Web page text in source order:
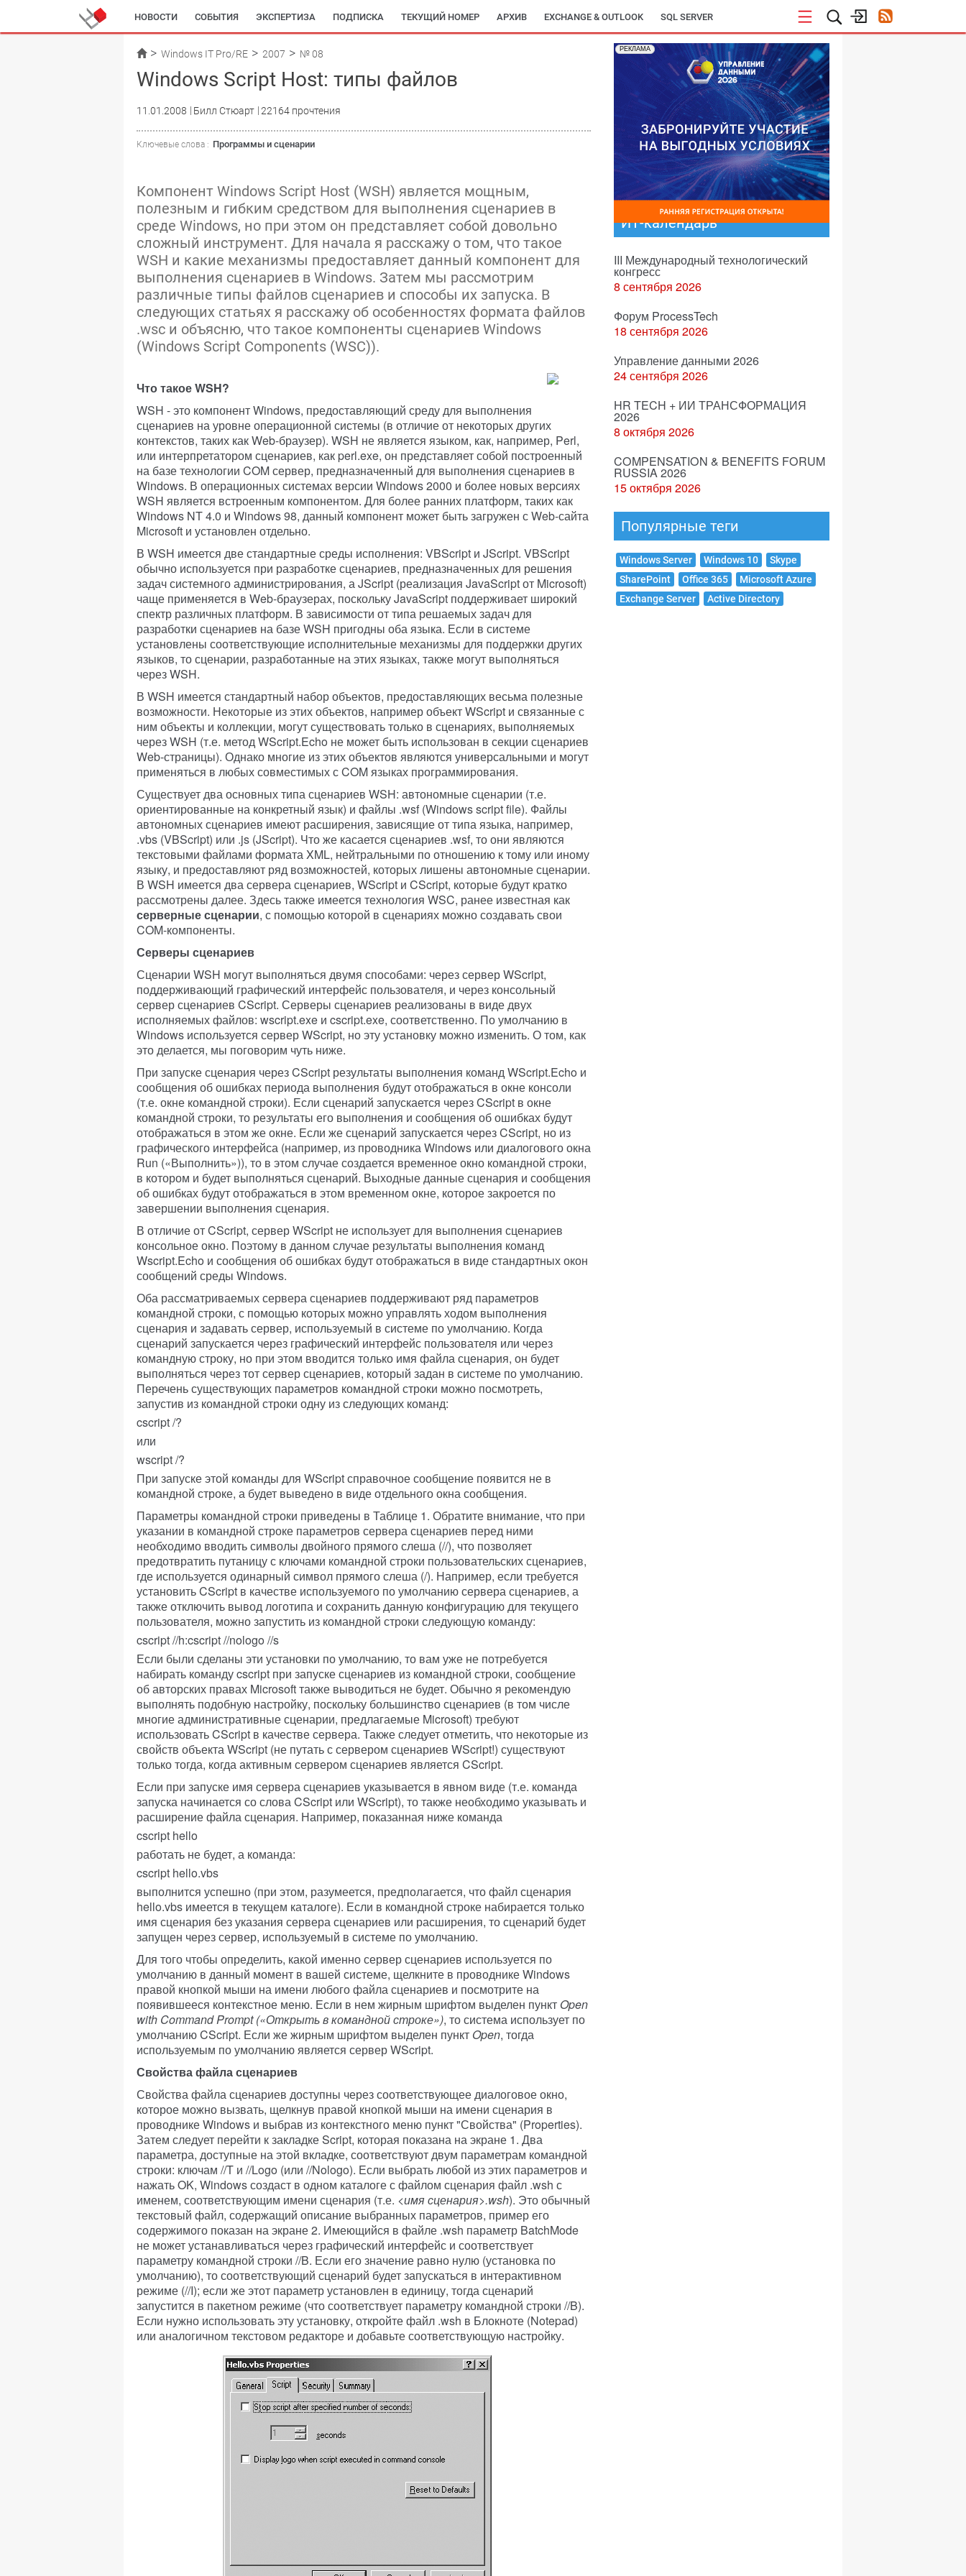
НОВОСТИ СОБЫТИЯ ЭКСПЕРТИЗА ПОДПИСКА ТЕКУЩИЙ НОМЕР АРХИВ EXCHANGE & OUTLOOK SQL SERVER
Windows IT Pro/RE 2007 № 08
Windows Script Host: типы файлов
11.01.2008 Билл Стюарт 22164 прочтения
Ключевые слова : Программы и сценарии
Компонент Windows Script Host (WSH) является мощным,
полезным и гибким средством для выполнения сценариев в
среде Windows, но при этом он представляет собой довольно
сложный инструмент. Для начала я расскажу о том, что такое
WSH и какие механизмы предоставляет данный компонент для
выполнения сценариев в Windows. Затем мы рассмотрим
различные типы файлов сценариев и способы их запуска. В
следующих статьях я расскажу об особенностях формата файлов
.wsc и объясню, что такое компоненты сценариев Windows
(Windows Script Components (WSC)).
Что такое WSH?
WSH - это компонент Windows, предоставляющий среду для выполнения
сценариев на уровне операционной системы (в отличие от некоторых других
контекстов, таких как Web-браузер). WSH не является языком, как, например, Perl,
или интерпретатором сценариев, как perl.exe, он представляет собой построенный
на базе технологии COM сервер, предназначенный для выполнения сценариев в
Windows. В операционных системах версии Windows 2000 и более новых версиях
WSH является встроенным компонентом. Для более ранних платформ, таких как
Windows NT 4.0 и Windows 98, данный компонент может быть загружен с Web-сайта
Microsoft и установлен отдельно.
В WSH имеется две стандартные среды исполнения: VBScript и JScript. VBScript
обычно используется при разработке сценариев, предназначенных для решения
задач системного администрирования, а JScript (реализация JavaScript от Microsoft)
чаще применяется в Web-браузерах, поскольку JavaScript поддерживает широкий
спектр различных платформ. В зависимости от типа решаемых задач для
разработки сценариев на базе WSH пригодны оба языка. Если в системе
установлены соответствующие исполнительные механизмы для поддержки других
языков, то сценарии, разработанные на этих языках, также могут выполняться
через WSH.
В WSH имеется стандартный набор объектов, предоставляющих весьма полезные
возможности. Некоторые из этих объектов, например объект WScript и связанные с
ним объекты и коллекции, могут существовать только в сценариях, выполняемых
через WSH (т.е. метод WScript.Echo не может быть использован в секции сценариев
Web-страницы). Однако многие из этих объектов являются универсальными и могут
применяться в любых совместимых с COM языках программирования.
Существует два основных типа сценариев WSH: автономные сценарии (т.е.
ориентированные на конкретный язык) и файлы .wsf (Windows script file). Файлы
автономных сценариев имеют расширения, зависящие от типа языка, например,
.vbs (VBScript) или .js (JScript). Что же касается сценариев .wsf, то они являются
текстовыми файлами формата XML, нейтральными по отношению к тому или иному
языку, и предоставляют ряд возможностей, которых лишены автономные сценарии.
В WSH имеется два сервера сценариев, WScript и CScript, которые будут кратко
рассмотрены далее. Здесь также имеется технология WSC, ранее известная как
серверные сценарии, с помощью которой в сценариях можно создавать свои
COM-компоненты.
Серверы сценариев
Сценарии WSH могут выполняться двумя способами: через сервер WScript,
поддерживающий графический интерфейс пользователя, и через консольный
сервер сценариев CScript. Серверы сценариев реализованы в виде двух
исполняемых файлов: wscript.exe и cscript.exe, соответственно. По умолчанию в
Windows используется сервер WScript, но эту установку можно изменить. О том, как
это делается, мы поговорим чуть ниже.
При запуске сценария через CScript результаты выполнения команд WScript.Echo и
сообщения об ошибках периода выполнения будут отображаться в окне консоли
(т.е. окне командной строки). Если сценарий запускается через CScript в окне
командной строки, то результаты его выполнения и сообщения об ошибках будут
отображаться в этом же окне. Если же сценарий запускается через CScript, но из
графического интерфейса (например, из проводника Windows или диалогового окна
Run («Выполнить»)), то в этом случае создается временное окно командной строки,
в котором и будет выполняться сценарий. Выходные данные сценария и сообщения
об ошибках будут отображаться в этом временном окне, которое закроется по
завершении выполнения сценария.
В отличие от CScript, сервер WScript не использует для выполнения сценариев
консольное окно. Поэтому в данном случае результаты выполнения команд
Wscript.Echo и сообщения об ошибках будут отображаться в виде стандартных окон
сообщений среды Windows.
Оба рассматриваемых сервера сценариев поддерживают ряд параметров
командной строки, с помощью которых можно управлять ходом выполнения
сценария и задавать сервер, используемый в системе по умолчанию. Когда
сценарий запускается через графический интерфейс пользователя или через
командную строку, но при этом вводится только имя файла сценария, он будет
выполняться через тот сервер сценариев, который задан в системе по умолчанию.
Перечень существующих параметров командной строки можно посмотреть,
запустив из командной строки одну из следующих команд:
cscript /?
или
wscript /?
При запуске этой команды для WScript справочное сообщение появится не в
командной строке, а будет выведено в виде отдельного окна сообщения.
Параметры командной строки приведены в Таблице 1. Обратите внимание, что при
указании в командной строке параметров сервера сценариев перед ними
необходимо вводить символы двойного прямого слеша (//), что позволяет
предотвратить путаницу с ключами командной строки пользовательских сценариев,
где используется одинарный символ прямого слеша (/). Например, если требуется
установить CScript в качестве используемого по умолчанию сервера сценариев, а
также отключить вывод логотипа и сохранить данную конфигурацию для текущего
пользователя, можно запустить из командной строки следующую команду:
cscript //h:cscript //nologo //s
Если были сделаны эти установки по умолчанию, то вам уже не потребуется
набирать команду cscript при запуске сценариев из командной строки, сообщение
об авторских правах Microsoft также выводиться не будет. Обычно я рекомендую
выполнять подобную настройку, поскольку большинство сценариев (в том числе
многие административные сценарии, предлагаемые Microsoft) требуют
использовать CScript в качестве сервера. Также следует отметить, что некоторые из
свойств объекта WScript (не путать с сервером сценариев WScript!) существуют
только тогда, когда активным сервером сценариев является CScript.
Если при запуске имя сервера сценариев указывается в явном виде (т.е. команда
запуска начинается со слова CScript или WScript), то также необходимо указывать и
расширение файла сценария. Например, показанная ниже команда
cscript hello
работать не будет, а команда:
cscript hello.vbs
выполнится успешно (при этом, разумеется, предполагается, что файл сценария
hello.vbs имеется в текущем каталоге). Если в командной строке набирается только
имя сценария без указания сервера сценариев или расширения, то сценарий будет
запущен через сервер, используемый в системе по умолчанию.
Для того чтобы определить, какой именно сервер сценариев используется по
умолчанию в данный момент в вашей системе, щелкните в проводнике Windows
правой кнопкой мыши на имени любого файла сценариев и посмотрите на
появившееся контекстное меню. Если в нем жирным шрифтом выделен пункт Open
with CommandPrompt(«Открыть в командной строке»), то система использует по
умолчанию CScript. Если же жирным шрифтом выделен пункт Open, тогда
используемым по умолчанию является сервер WScript.
Свойства файла сценариев
Свойства файла сценариев доступны через соответствующее диалоговое окно,
которое можно вызвать, щелкнув правой кнопкой мыши на имени сценария в
проводнике Windows и выбрав из контекстного меню пункт "Свойства" (Properties).
Затем следует перейти к закладке Script, которая показана на экране 1. Два
параметра, доступные на этой вкладке, соответствуют двум параметрам командной
строки: ключам //T и //Logo (или //Nologo). Если выбрать любой из этих параметров и
нажать OK, Windows создаст в одном каталоге с файлом сценария файл .wsh с
именем, соответствующим имени сценария (т.е. <имя сценария>.wsh). Это обычный
текстовый файл, содержащий описание выбранных параметров, пример его
содержимого показан на экране 2. Имеющийся в файле .wsh параметр BatchMode
не может устанавливаться через графический интерфейс и соответствует
параметру командной строки //B. Если его значение равно нулю (установка по
умолчанию), то соответствующий сценарий будет запускаться в интерактивном
режиме (//I); если же этот параметр установлен в единицу, тогда сценарий
запустится в пакетном режиме (что соответствует параметру командной строки //B).
Если нужно использовать эту установку, откройте файл .wsh в Блокноте (Notepad)
или аналогичном текстовом редакторе и добавьте соответствующую настройку.
РЕКЛАМА
ИТ-календарь
III Международный технологический
конгресс
8 сентября 2026
Форум ProcessTech
18 сентября 2026
Управление данными 2026
24 сентября 2026
HR TECH + ИИ ТРАНСФОРМАЦИЯ
2026
8 октября 2026
COMPENSATION & BENEFITS FORUM
RUSSIA 2026
15 октября 2026
Популярные теги
Windows Server Windows 10
Skype
SharePoint
Office 365
Microsoft Azure
Exchange Server
Active Directory